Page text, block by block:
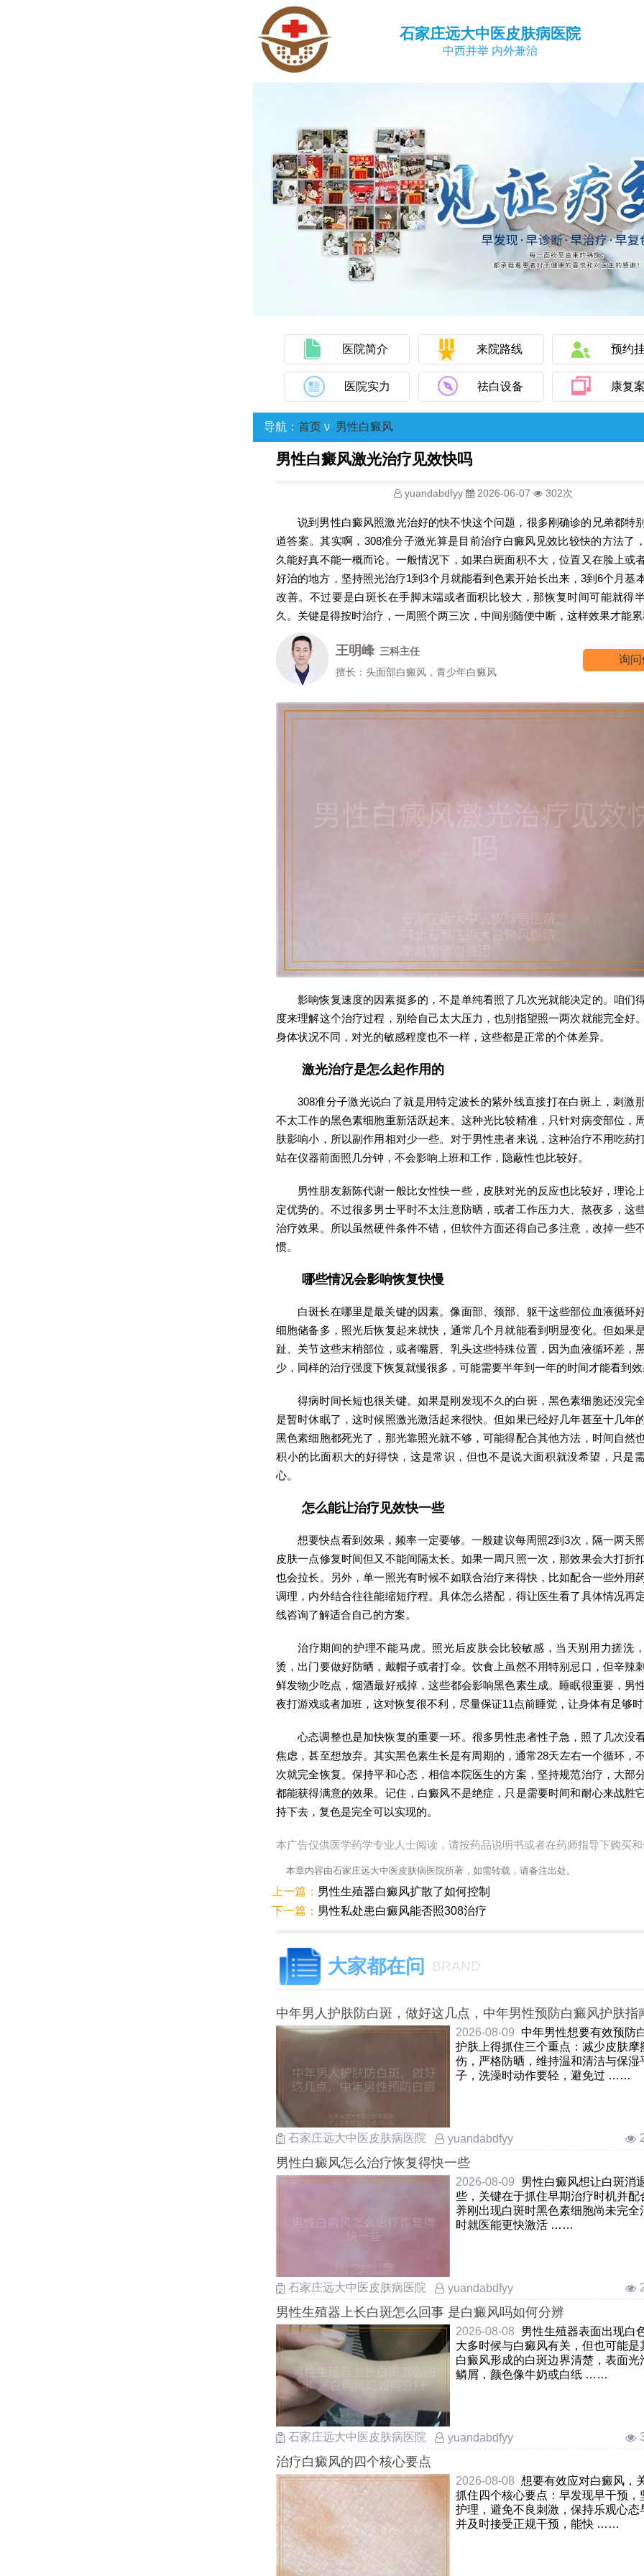
石家庄远大中医皮肤病医院
中西并举 内外兼治
医院简介 来院路线 预约
医院实力 祛白设备 康复
导航： 首页 ν 男性白癜风
男性白癜风激光治疗见效快吗
yuandabdfyy 2026-06-07 302次
说到男性白癜风照激光治好的快不快这个问题，很多刚确诊的兄弟都特
道答案。其实啊，308准分子激光算是目前治疗白癜风见效比较快的方法了
久能好真不能一概而论。一般情况下，如果白斑面积不大，位置又在脸上或
好治的地方，坚持照光治疗1到3个月就能看到色素开始长出来，3到6个月基
改善。不过要是白斑长在手脚末端或者面积比较大，那恢复时间可能就得
久。关键是得按时治疗，一周照个两三次，中间别随便中断，这样效果才能
王明峰 三科主任
擅长：头面部白癜风，青少年白癜风
询
影响恢复速度的因素挺多的，不是单纯看照了几次光就能决定的。咱们
度来理解这个治疗过程，别给自己太大压力，也别指望照一两次就能完全好
身体状况不同，对光的敏感程度也不一样，这些都是正常的个体差异。
激光治疗是怎么起作用的
308准分子激光说白了就是用特定波长的紫外线直接打在白斑上，刺激
不太工作的黑色素细胞重新活跃起来。这种光比较精准，只针对病变部位，
肤影响小，所以副作用相对少一些。对于男性患者来说，这种治疗不用吃药
站在仪器前面照几分钟，不会影响上班和工作，隐蔽性也比较好。
男性朋友新陈代谢一般比女性快一些，皮肤对光的反应也比较好，理论
定优势的。不过很多男士平时不太注意防晒，或者工作压力大、熬夜多，这
治疗效果。所以虽然硬件条件不错，但软件方面还得自己多注意，改掉一些
惯。
哪些情况会影响恢复快慢
白斑长在哪里是最关键的因素。像面部、颈部、躯干这些部位血液循环
细胞储备多，照光后恢复起来就快，通常几个月就能看到明显变化。但如果
趾、关节这些末梢部位，或者嘴唇、乳头这些特殊位置，因为血液循环差，
少，同样的治疗强度下恢复就慢很多，可能需要半年到一年的时间才能看到
得病时间长短也很关键。如果是刚发现不久的白斑，黑色素细胞还没完
是暂时休眠了，这时候照激光激活起来很快。但如果已经好几年甚至十几年
黑色素细胞都死光了，那光靠照光就不够，可能得配合其他方法，时间自然
积小的比面积大的好得快，这是常识，但也不是说大面积就没希望，只是
心。
怎么能让治疗见效快一些
想要快点看到效果，频率一定要够。一般建议每周照2到3次，隔一两天
皮肤一点修复时间但又不能间隔太长。如果一周只照一次，那效果会大打折
也会拉长。另外，单一照光有时候不如联合治疗来得快，比如配合一些外用
调理，内外结合往往能缩短疗程。具体怎么搭配，得让医生看了具体情况再
线咨询了解适合自己的方案。
治疗期间的护理不能马虎。照光后皮肤会比较敏感，当天别用力搓洗
烫，出门要做好防晒，戴帽子或者打伞。饮食上虽然不用特别忌口，但辛辣
鲜发物少吃点，烟酒最好戒掉，这些都会影响黑色素生成。睡眠很重要，男
夜打游戏或者加班，这对恢复很不利，尽量保证11点前睡觉，让身体有足够
心态调整也是加快恢复的重要一环。很多男性患者性子急，照了几次没
焦虑，甚至想放弃。其实黑色素生长是有周期的，通常28天左右一个循环，
次就完全恢复。保持平和心态，相信本院医生的方案，坚持规范治疗，大部
都能获得满意的效果。记住，白癜风不是绝症，只是需要时间和耐心来战胜
持下去，复色是完全可以实现的。
本广告仅供医学药学专业人士阅读，请按药品说明书或者在药师指导下购买
本章内容由石家庄远大中医皮肤病医院所著，如需转载，请备注出处。
上一篇： 男性生殖器白癜风扩散了如何控制
下一篇： 男性私处患白癜风能否照308治疗
大家都在问 BRAND
中年男人护肤防白斑，做好这几点，中年男性预防白癜风护肤指
有效护肤远离白癜风困扰
2026-08-09 中年男性想要有效预防
护肤上得抓住三个重点：减少皮肤摩
伤，严格防晒，维持温和清洁与保湿
子，洗澡时动作要轻，避免过 ……
石家庄远大中医皮肤病医院 yuandabdfyy
男性白癜风怎么治疗恢复得快一些
2026-08-09
男性白癜风想让白斑消
些，关键在于抓住早期治疗时机并配
养刚出现白斑时黑色素细胞尚未完全
时就医能更快激活 ……
石家庄远大中医皮肤病医院 yuandabdfyy
男性生殖器上长白斑怎么回事 是白癜风吗如何分辨
2026-08-08
男性生殖器表面出现白
大多时候与白癜风有关，但也可能是
白癜风形成的白斑边界清楚，表面光
鳞屑，颜色像牛奶或白纸 ……
石家庄远大中医皮肤病医院 yuandabdfyy
治疗白癜风的四个核心要点
2026-08-08 想要有效应对白癜风，
抓住四个核心要点：早发现早干预，
护理，避免不良刺激，保持乐观心态
并及时接受正规干预，能快 ……